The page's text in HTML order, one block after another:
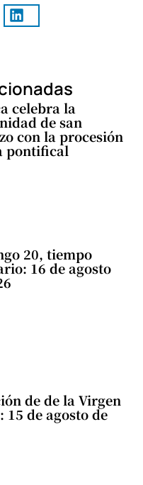
celebra la
de san
con la procesión
pontifical
20, tiempo
16 de agosto
de de la Virgen
15 de agosto de